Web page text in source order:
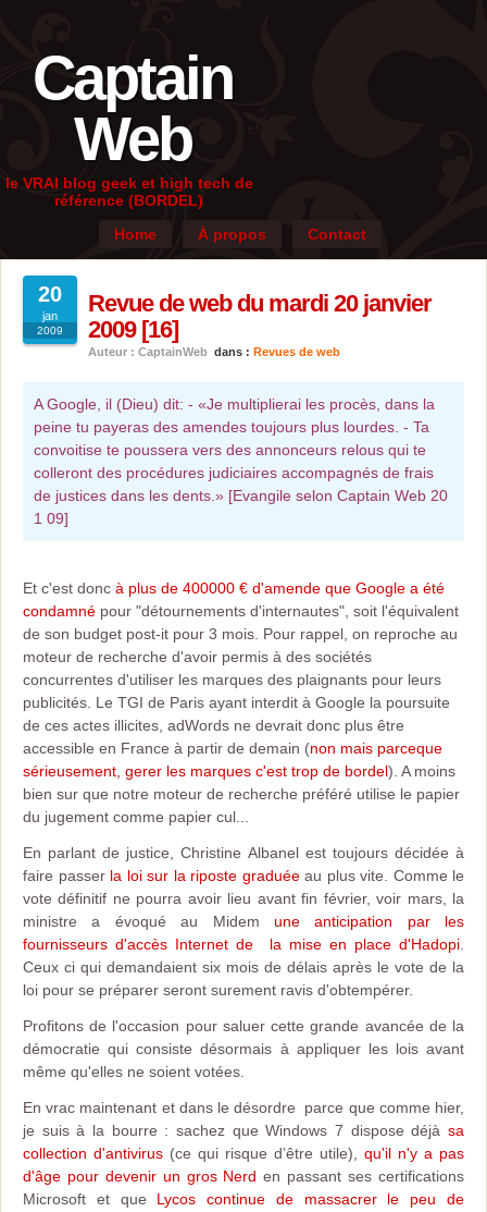
Captain
Web
le VRAI blog geek et high tech de
référence (BORDEL)
Home
À propos Contact
20
jan
2009
Revue de web du mardi 20 janvier
2009 [16]
Auteur : CaptainWeb dans : Revues de web
A Google, il (Dieu) dit: - «Je multiplierai les procès, dans la
peine tu payeras des amendes toujours plus lourdes. - Ta
convoitise te poussera vers des annonceurs relous qui te
colleront des procédures judiciaires accompagnés de frais
de justices dans les dents.» [Evangile selon Captain Web 20
1 09]
Et c'est donc à plus de 400000 € d'amende que Google a été
condamné pour "détournements d'internautes", soit l'équivalent
de son budget post-it pour 3 mois. Pour rappel, on reproche au
moteur de recherche d'avoir permis à des sociétés
concurrentes d'utiliser les marques des plaignants pour leurs
publicités. Le TGI de Paris ayant interdit à Google la poursuite
de ces actes illicites, adWords ne devrait donc plus être
accessible en France à partir de demain (non mais parceque
sérieusement, gerer les marques c'est trop de bordel). A moins
bien sur que notre moteur de recherche préféré utilise le papier
du jugement comme papier cul...
En parlant de justice, Christine Albanel est toujours décidée à
faire passer la loi sur la riposte graduéeau plus vite. Comme le
vote définitif ne pourra avoir lieu avant fin février, voir mars, la
ministre a évoqué au Midem une anticipation par les
fournisseurs d'accès Internet de la mise en place d'Hadopi
Ceux ci qui demandaient six mois de délais après le vote de la
loi pour se préparer seront surement ravis d'obtempérer.
Profitons de l'occasion pour saluer cette grande avancée de la
démocratie qui consiste désormais à appliquer les lois avant
même qu'elles ne soient votées.
En vrac maintenant et dans le désordre parce que comme hier,
je suis à la bourre : sachez que Windows 7 dispose déjà sa
collection d'antivirus (ce qui risque d’être utile),
qu'il n'y a pas
d'âge pour devenir un gros Nerd en passant ses certifications
Microsoft et que Lycos continue de massacrer le peu de